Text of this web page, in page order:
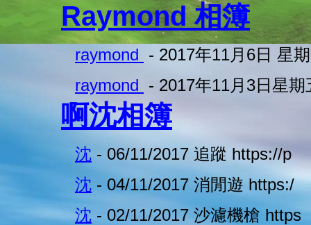
Raymond 相簿
raymond - 2017年11月6日 星
raymond - 2017年11月3日星期
啊沈相簿
沈 - 06/11/2017 追蹤 https://p
沈 - 04/11/2017 消閒遊 https:/
沈 - 02/11/2017 沙濾機槍 https